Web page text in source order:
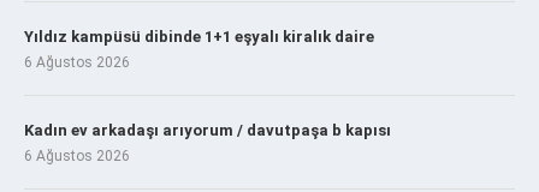
Yıldız kampüsü dibinde 1+1 eşyalı kiralık daire
6 Ağustos 2026
Kadın ev arkadaşı arıyorum / davutpaşa b kapısı
6 Ağustos 2026